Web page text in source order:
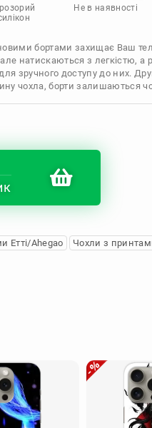
Не в наявності
бортами захищає Ваш
натискаються з легкістю, а
зручного доступу до них.
чохла, борти залишаються
Етті/Ahegao Чохли з